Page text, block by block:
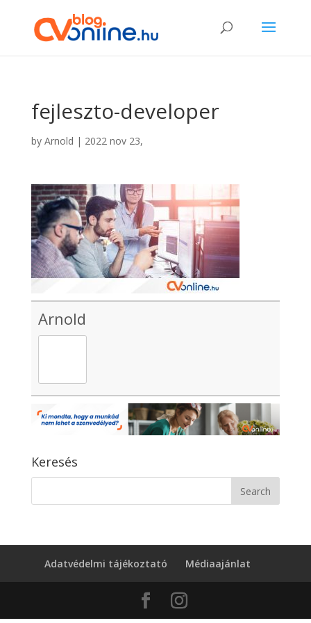
fejleszto-developer
by Arnold | 2022 nov 23,
Arnold
Keresés
Adatvédelmi tájékoztató Médiaajánlat